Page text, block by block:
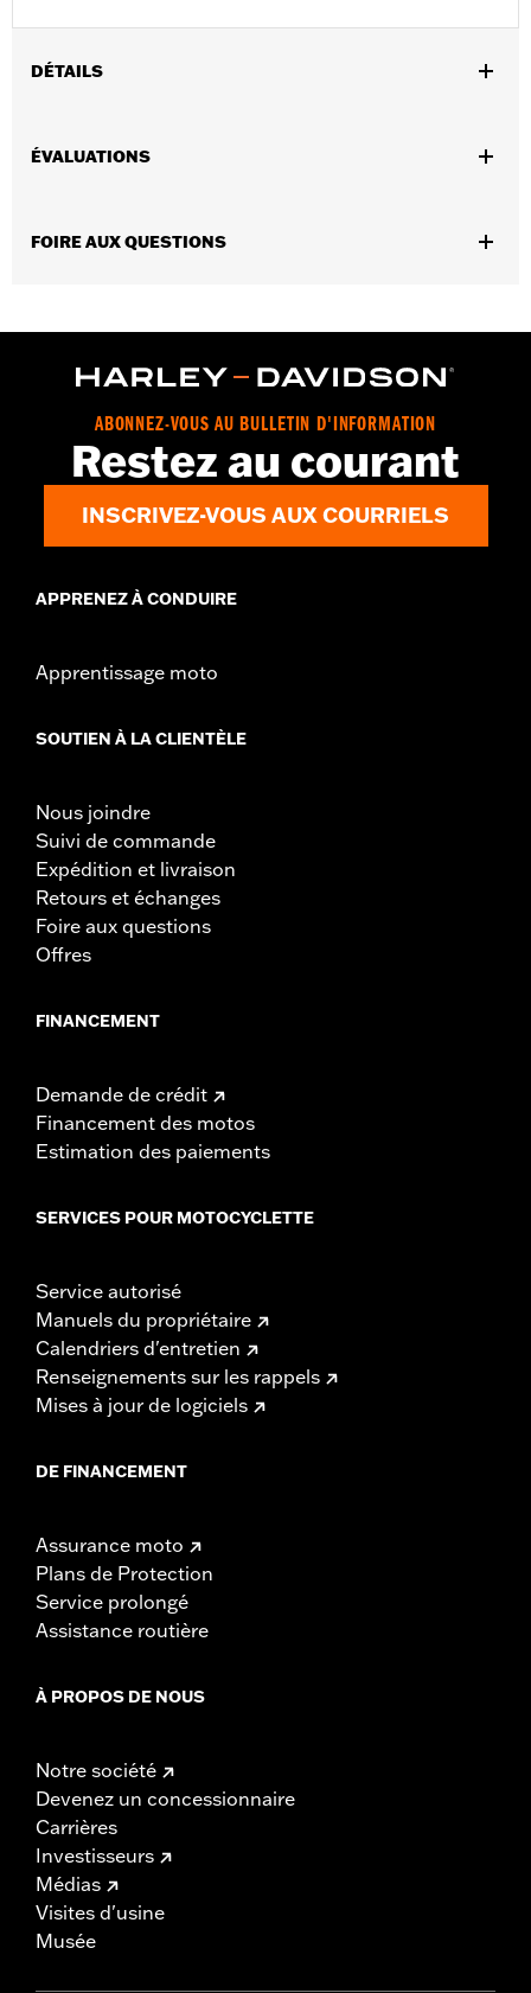
DÉTAILS
Caractéristiques fonctionnelles:
Hydrophobic
Origine:Importé
ÉVALUATIONS
FOIRE AUX QUESTIONS
ABONNEZ-VOUS AU BULLETIN D'INFORMATION
Restez au courant
INSCRIVEZ-VOUS AUX COURRIELS
APPRENEZ À CONDUIRE
Apprentissage moto
SOUTIEN À LA CLIENTÈLE
Nous joindre
Suivi de commande
Expédition et livraison
Retours et échanges
Foire aux questions
Offres
FINANCEMENT
Demande de crédit
Financement des motos
Estimation des paiements
SERVICES POUR MOTOCYCLETTE
Service autorisé
Manuels du propriétaire
Calendriers d'entretien
Renseignements sur les rappels
Mises à jour de logiciels
DE FINANCEMENT
Assurance moto
Plans de Protection
Service prolongé
Assistance routière
À PROPOS DE NOUS
Notre société
Devenez un concessionnaire
Carrières
Investisseurs
Médias
Visites d'usine
Musée